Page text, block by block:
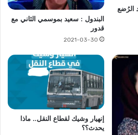
الرُضع
البندول : سعيد بموسمي الثاني مع
قدور
2021-03-30
إنهيار وشيك لقطاع النقل.. ماذا
يحدث؟؟